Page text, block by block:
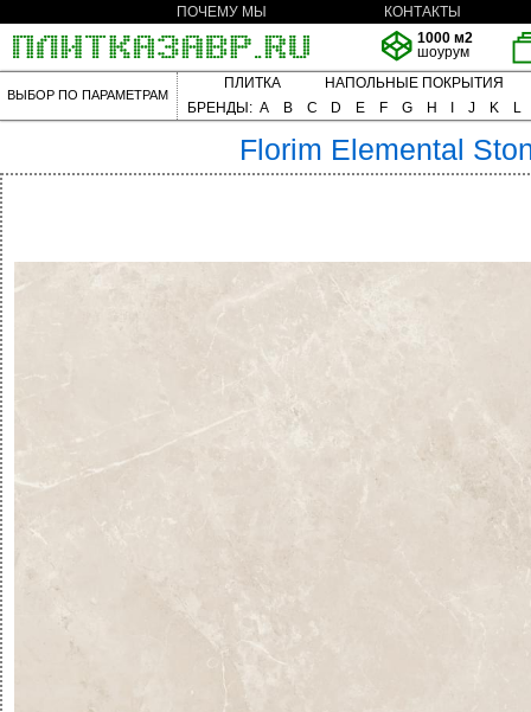
ПОЧЕМУ МЫ
КОНТАКТЫ
1000 м2
шоурум
ВЫБОР ПО ПАРАМЕТРАМ
ПЛИТКА
НАПОЛЬНЫЕ ПОКРЫТИЯ
БРЕНДЫ: A B C D E F G H J K L
Florim Elemental